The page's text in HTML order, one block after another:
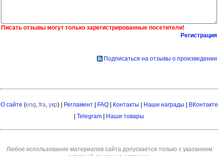
Писать отзывы могут только зарегистрированные посетители!
Регистрация
Подписаться на отзывы о произведении
О сайте (eng fra укр) | Регламент| FAQ| Контакты | Наши награды | ВКонтакте
| Telegram | Наши товары
Любое использование материалов сайта допускается только с указанием